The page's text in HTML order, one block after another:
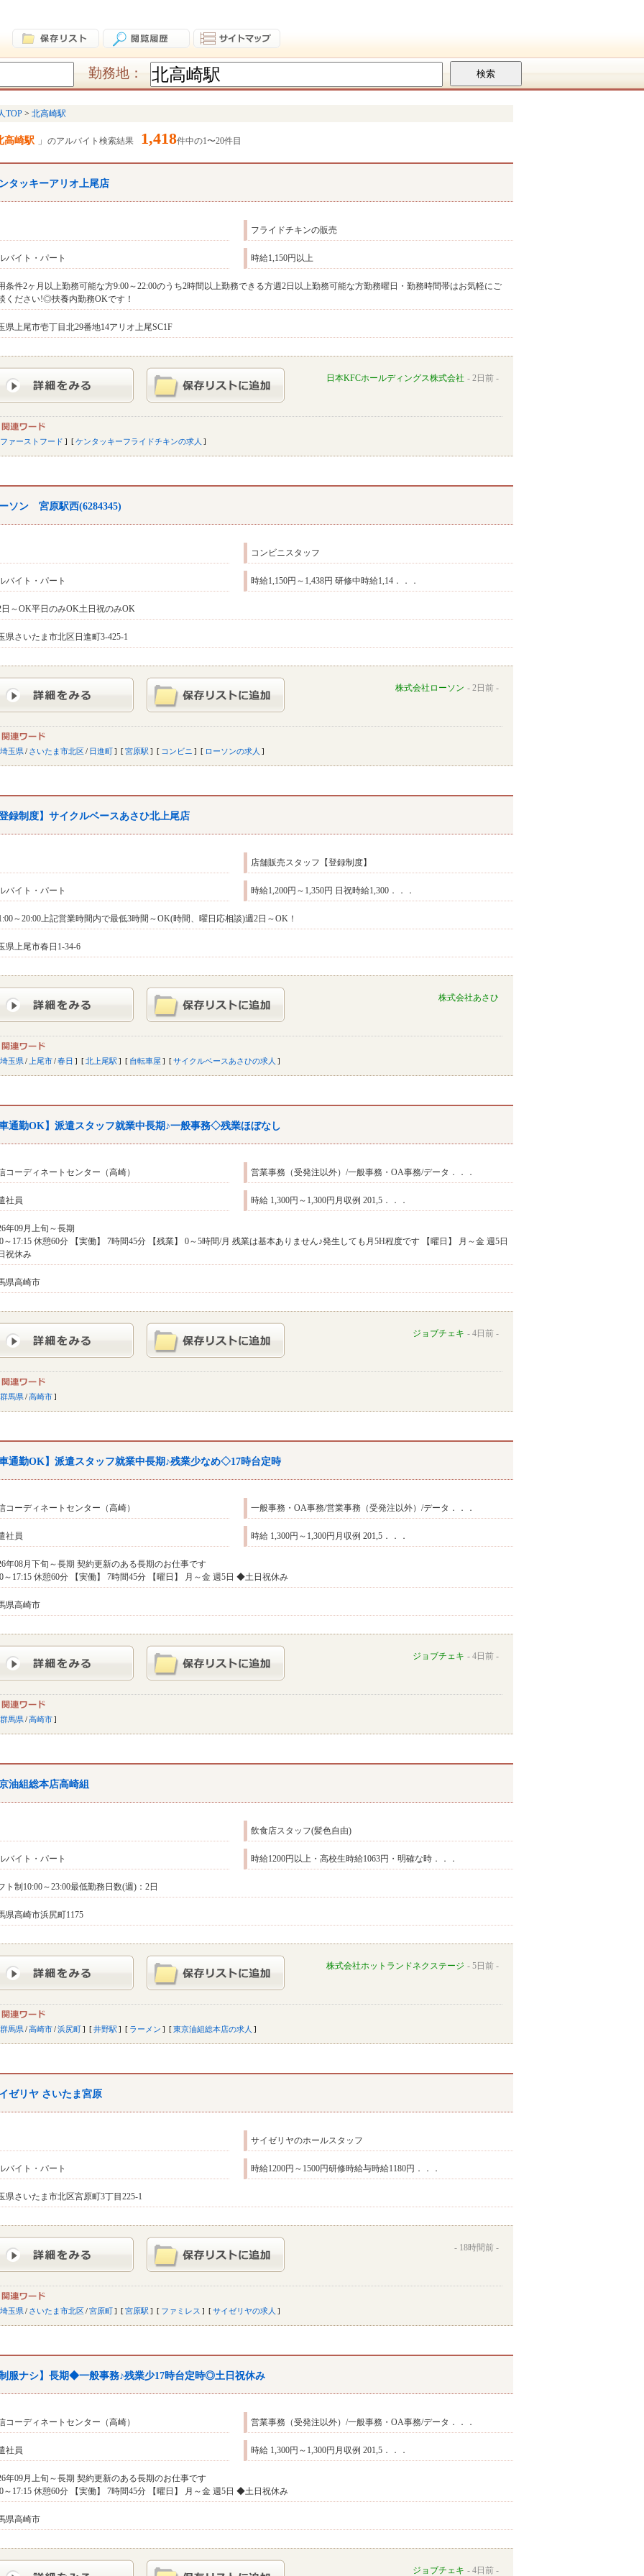
勤務地：
TOP 北高崎駅
高崎駅 のアルバイト検索結果 1,418件中の1〜20件目
タッキーアリオ上尾店
フライドチキンの販売
バイト・パート 時給1,150円以上
条件2ヶ月以上勤務可能な方9:00～22:00のうち2時間以上勤務できる方週2日以上勤務可能な方勤務曜日・勤務時間帯はお気軽にご
ください!◎扶養内勤務OKです！
県上尾市壱丁目北29番地14アリオ上尾SC1F
日本KFCホールディングス株式会社 2日前
ファーストフード ケンタッキーフライドチキンの求人
ソン 宮原駅西(6284345)
コンビニスタッフ
バイト・パート 時給1,150円～1,438円 研修中時給1,14．．．
日～OK平日のみOK土日祝のみOK
県さいたま市北区日進町3‐425‐1
株式会社ローソン 2日前
埼玉県/ さいたま市北区/ 日進町 宮原駅 コンビニ ローソンの求人
登録制度】サイクルベースあさひ北上尾店
店舗販売スタッフ【登録制度】
バイト・パート 時給1,200円～1,350円 日祝時給1,300．．．
～20:00上記営業時間内で最低3時間～OK(時間、曜日応相談)週2日～OK！
県上尾市春日1-34-6
株式会社あさひ
埼玉県/ 上尾市/春日 北上尾駅 自転車屋 サイクルベースあさひの求人
車通勤OK】派遣スタッフ就業中長期♪一般事務◇残業ほぼなし
コーディネートセンター（高崎） 営業事務（受発注以外）/一般事務・OA事務/データ．．．
社員 時給 1,300円～1,300円月収例 201,5．．．
年09月上旬～長期
～17:15 休憩60分 【実働】 7時間45分 【残業】 0～5時間/月 残業は基本ありません♪発生しても月5H程度です 【曜日】 月～金 週5日
祝休み
県高崎市
ジョブチェキ 4日前
群馬県/高崎市
車通勤OK】派遣スタッフ就業中長期♪残業少なめ◇17時台定時
コーディネートセンター（高崎） 一般事務・OA事務/営業事務（受発注以外）/データ．．．
社員 時給 1,300円～1,300円月収例 201,5．．．
年08月下旬～長期 契約更新のある長期のお仕事です
～17:15 休憩60分 【実働】 7時間45分 【曜日】 月～金 週5日 ◆土日祝休み
県高崎市
ジョブチェキ 4日前
群馬県/高崎市
油組総本店高崎組
飲食店スタッフ(髪色自由)
バイト・パート 時給1200円以上・高校生時給1063円・明確な時．．．
ト制10:00～23:00最低勤務日数(週)：2日
県高崎市浜尻町1175
株式会社ホットランドネクステージ 5日前
群馬県/高崎市/浜尻町 井野駅 ラーメン 東京油組総本店の求人
ゼリヤ さいたま宮原
サイゼリヤのホールスタッフ
バイト・パート 時給1200円～1500円研修時給与時給1180円．．．
県さいたま市北区宮原町3丁目225-1
18時間前
埼玉県/ さいたま市北区/宮原町 宮原駅 ファミレス サイゼリヤの求人
制服ナシ】長期◆一般事務♪残業少17時台定時◎土日祝休み
コーディネートセンター（高崎） 営業事務（受発注以外）/一般事務・OA事務/データ．．．
社員 時給 1,300円～1,300円月収例 201,5．．．
年09月上旬～長期 契約更新のある長期のお仕事です
～17:15 休憩60分 【実働】 7時間45分 【曜日】 月～金 週5日 ◆土日祝休み
県高崎市
ジョブチェキ 4日前